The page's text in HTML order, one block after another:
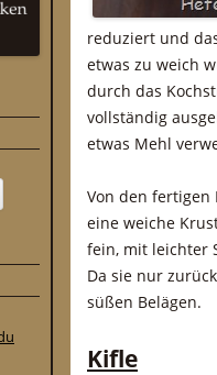
reduziert und
etwas zu weich
durch das
vollständig
etwas Mehl
Von den fertigen
eine weiche
fein, mit leichter
Da sie nur
süßen Belägen.
Kifle